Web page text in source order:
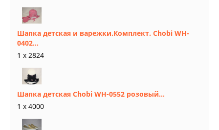
Шапка детская и варежки.Комплект. Chobi WH-
0402...
1 x 2824
Шапка детская Chobi WH-0552 розовый...
1 x 4000